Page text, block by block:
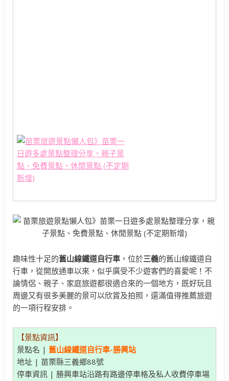
趣味性十足的舊山線鐵道自行車 ，位於三義的舊山線鐵道自
行車，從開放通車以來，似乎廣受不少遊客們的喜愛呢！不
論情侶、親子、家庭旅遊都很適合來的一個地方，既好玩且
周邊又有很多美麗的景可以欣賞及拍照，還滿值得推薦旅遊
的一項行程安排。
【景點資訊】
景點名 | 舊山線鐵道自行車-勝興站
地址 | 苗栗縣三義鄉88號
停車資訊 | 勝興車站沿路有路邊停車格及私人收費停車場